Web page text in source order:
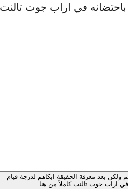
في اراب جوت تالنت
بعد معرفة الحقيقة ابكاهم لدرجة قيام
اراب جوت تالنت كاملاً من هنا